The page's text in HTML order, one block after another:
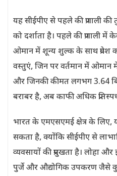
यह सीईपीए से पहले की प्रणाली
को दर्शाता है। पहले की प्रणाली में
ओमान में शून्य शुल्क के साथ प्रवेश
वस्तुएं, जिन पर वर्तमान में ओमान
और जिनकी कीमत लगभग 3.64
बराबर है, अब काफी अधिक
भारत के एमएसएमई क्षेत्र के लिए,
सकता है, क्योंकि सीईपीए से
व्यवसायों की प्रमुखता है। लोहा
पुर्जे और औद्योगिक उपकरण जैसे